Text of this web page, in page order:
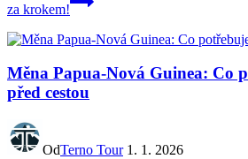
za krokem!
Měna Papua-Nová Guinea: Co
před cestou
OdTerno Tour 1. 1. 2026